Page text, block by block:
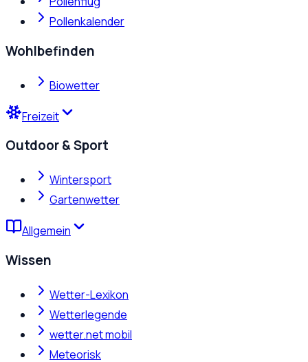
Pollenkalender
Wohlbefinden
Biowetter
Freizeit
Outdoor & Sport
Wintersport
Gartenwetter
Allgemein
Wissen
Wetter-Lexikon
Wetterlegende
wetter.net mobil
Meteorisk